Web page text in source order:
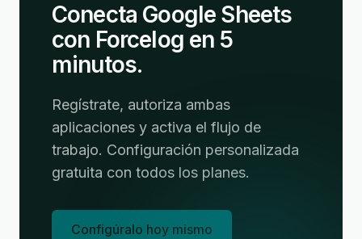
Conecta Google Sheets
con Forcelog en 5
minutos.
Regístrate, autoriza ambas
aplicaciones y activa el flujo de
trabajo. Configuración personalizada
gratuita con todos los planes.
Configúralo hoy mismo